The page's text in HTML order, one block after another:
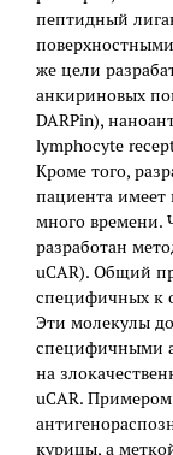
пептидный
же цели
анкириновых
DARPin),
lymphocyte
Кроме того,
пациента имеет
много времени.
разработан
uCAR). Общий
специфичных к
Эти молекулы
специфичными
на
uCAR. Примером
курицы, а